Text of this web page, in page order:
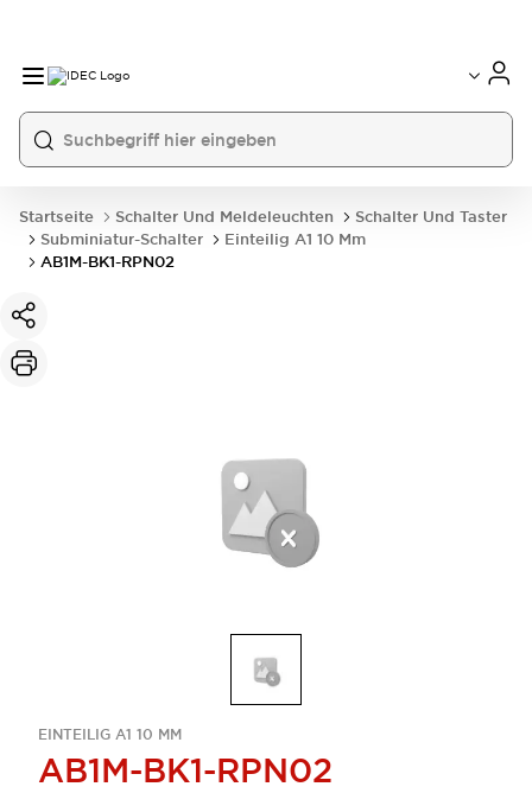
Startseite Schalter Und Meldeleuchten
Schalter Und Taster
Subminiatur-Schalter
Einteilig A1 10 Mm
AB1M-BK1-RPN02
EINTEILIG A1 10 MM
AB1M-BK1-RPN02